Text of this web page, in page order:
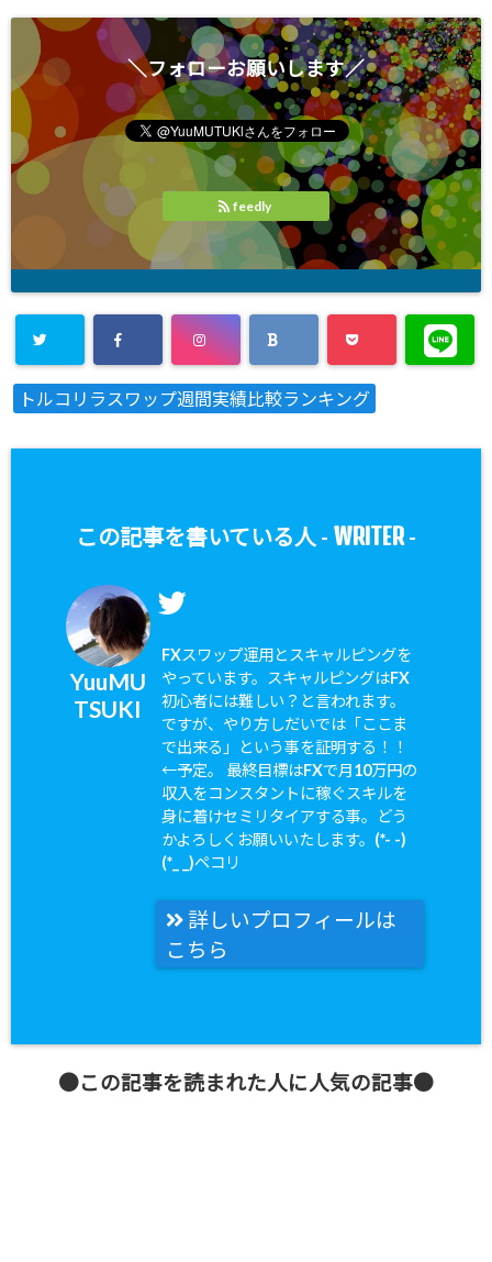
＼フォローお願いします／
feedly
トルコリラスワップ週間実績比較ランキング
この記事を書いている人 - WRITER -
YuuMU
TSUKI
FXスワップ運用とスキャルピングを
やっています。スキャルピングはFX
初心者には難しい？と言われます。
ですが、やり方しだいでは「ここま
で出来る」という事を証明する！！
←予定。 最終目標はFXで月10万円の
収入をコンスタントに稼ぐスキルを
身に着けセミリタイアする事。どう
かよろしくお願いいたします。(*- -)
(*_ _)ペコリ
詳しいプロフィールは
こちら
●この記事を読まれた人に人気の記事●